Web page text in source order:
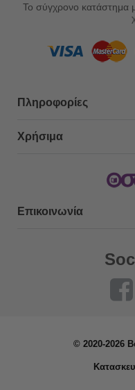
Το σύγχρονο κατάστημα
Πληροφορίες
Χρήσιμα
Επικοινωνία
© 2020-2026